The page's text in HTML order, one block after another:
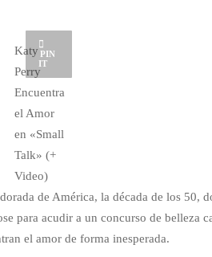
PIN
IT
Katy
Perry
Encuentra
el Amor
en «Small
Talk» (+
Video)
de América, la década de los 50,
para acudir a un concurso de belleza
el amor de forma inesperada.